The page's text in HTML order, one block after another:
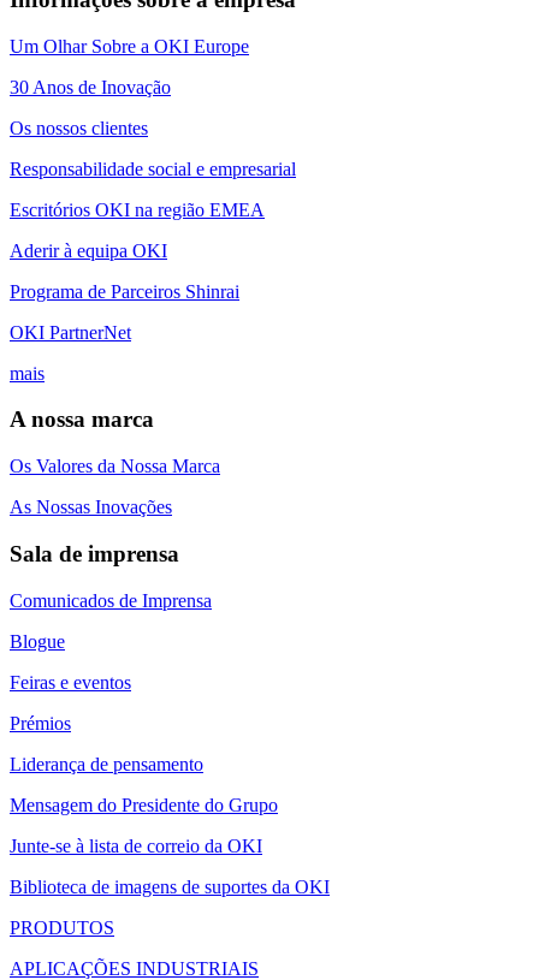
Um Olhar Sobre a OKI Europe
30 Anos de Inovação
Os nossos clientes
Responsabilidade social e empresarial
Escritórios OKI na região EMEA
Aderir à equipa OKI
Programa de Parceiros Shinrai
OKI PartnerNet
mais
A nossa marca
Os Valores da Nossa Marca
As Nossas Inovações
Sala de imprensa
Comunicados de Imprensa
Blogue
Feiras e eventos
Prémios
Liderança de pensamento
Mensagem do Presidente do Grupo
Junte-se à lista de correio da OKI
Biblioteca de imagens de suportes da OKI
PRODUTOS
APLICAÇÕES INDUSTRIAIS